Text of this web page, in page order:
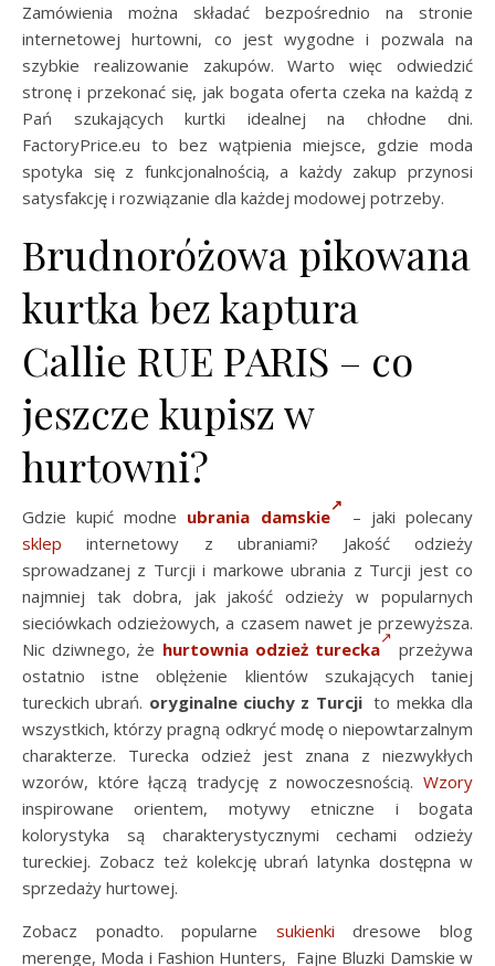
Zamówienia można składać bezpośrednio na stronie
internetowej hurtowni, co jest wygodne i pozwala na
szybkie realizowanie zakupów. Warto więc odwiedzić
stronę i przekonać się, jak bogata oferta czeka na każdą z
Pań szukających kurtki idealnej na chłodne dni.
FactoryPrice.eu to bez wątpienia miejsce, gdzie moda
spotyka się z funkcjonalnością, a każdy zakup przynosi
satysfakcję i rozwiązanie dla każdej modowej potrzeby.
Brudnoróżowa pikowana
kurtka bez kaptura
Callie RUE PARIS – co
jeszcze kupisz w
hurtowni?
Gdzie kupić modne ubrania damskie
– jaki polecany
sklep internetowy z ubraniami? Jakość odzieży
sprowadzanej z Turcji i markowe ubrania z Turcji jest co
najmniej tak dobra, jak jakość odzieży w popularnych
sieciówkach odzieżowych, a czasem nawet je przewyższa.
Nic dziwnego, że hurtownia odzież turecka
przeżywa
ostatnio istne oblężenie klientów szukających taniej
tureckich ubrań. oryginalne ciuchy z Turcjito mekka dla
wszystkich, którzy pragną odkryć modę o niepowtarzalnym
charakterze. Turecka odzież jest znana z niezwykłych
wzorów, które łączą tradycję z nowoczesnością. Wzory
inspirowane orientem, motywy etniczne i bogata
kolorystyka są charakterystycznymi cechami odzieży
tureckiej. Zobacz też kolekcję ubrań latynka dostępna w
sprzedaży hurtowej.
Zobacz ponadto. popularne sukienki dresowe blog
merenge, Moda i Fashion Hunters, Fajne Bluzki Damskie w